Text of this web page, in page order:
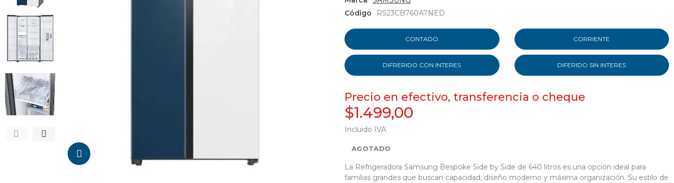
Código
RS23CB760A7NED
CONTADO CORRIENTE
DIFRERIDO CON INTERES DIFERIDO SIN INTERES
Precio en efectivo, transferencia o cheque
$1.499,00
Incluido IVA
AGOTADO
La Refrigeradora Samsung Bespoke Side by Side de 640 litros es una opción ideal para
familias grandes que buscan capacidad, diseño moderno y máxima organización. Su estilo de